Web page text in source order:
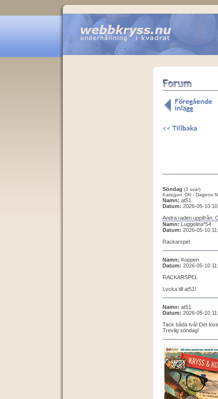
Söndag (3 svar)
Kategori: DN - Dagens
Namn: at51
Datum: 2026-05-10
Andra raden uppifrån.
Namn: Luggelina*54
Datum: 2026-05-10
Rackarspel
Namn: Koppen
Datum: 2026-05-10
RACKARSPEL
Lycka till at51!
Namn: at51
Datum: 2026-05-10
Tack båda två! Det
Trevlig söndag!